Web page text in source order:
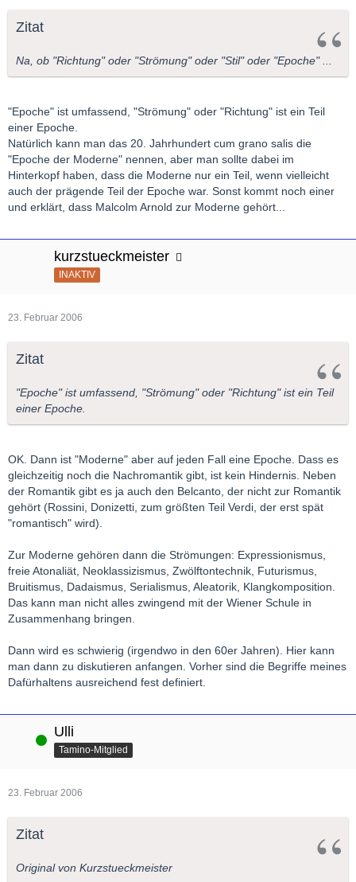
Zitat
Na, ob "Richtung" oder "Strömung" oder "Stil" oder "Epoche" ...
"Epoche" ist umfassend, "Strömung" oder "Richtung" ist ein Teil
einer Epoche.
Natürlich kann man das 20. Jahrhundert cum grano salis die
"Epoche der Moderne" nennen, aber man sollte dabei im
Hinterkopf haben, dass die Moderne nur ein Teil, wenn vielleicht
auch der prägende Teil der Epoche war. Sonst kommt noch einer
und erklärt, dass Malcolm Arnold zur Moderne gehört...
kurzstueckmeister
INAKTIV
23. Februar 2006
Zitat
"Epoche" ist umfassend, "Strömung" oder "Richtung" ist ein Teil
einer Epoche.
OK. Dann ist "Moderne" aber auf jeden Fall eine Epoche. Dass es
gleichzeitig noch die Nachromantik gibt, ist kein Hindernis. Neben
der Romantik gibt es ja auch den Belcanto, der nicht zur Romantik
gehört (Rossini, Donizetti, zum größten Teil Verdi, der erst spät
"romantisch" wird).
Zur Moderne gehören dann die Strömungen: Expressionismus,
freie Atonaliät, Neoklassizismus, Zwölftontechnik, Futurismus,
Bruitismus, Dadaismus, Serialismus, Aleatorik, Klangkomposition.
Das kann man nicht alles zwingend mit der Wiener Schule in
Zusammenhang bringen.
Dann wird es schwierig (irgendwo in den 60er Jahren). Hier kann
man dann zu diskutieren anfangen. Vorher sind die Begriffe meines
Dafürhaltens ausreichend fest definiert.
Online Ulli
Tamino-Mitglied
23. Februar 2006
Zitat
Original von Kurzstueckmeister